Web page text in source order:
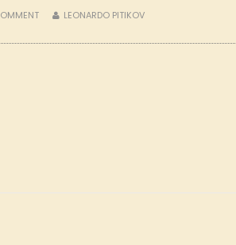
LEONARDO PITIKOV